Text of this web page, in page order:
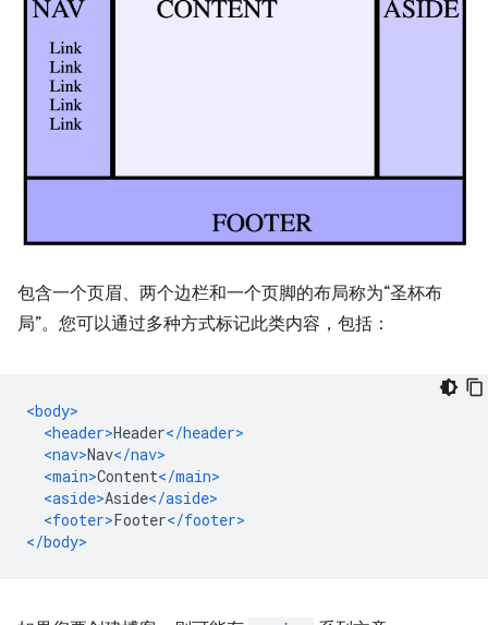
包含一个页眉、两个边栏和一个页脚的布局称为“圣杯布
局”。 您可以通过多种方式标记此类内容，包括：
<body>
<header>Header</header>
<nav>Nav</nav>
<main>Content</main>
<aside>Aside</aside>
<footer>Footer</footer>
</body>